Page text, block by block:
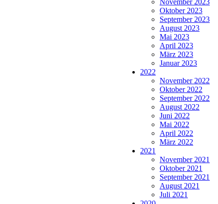
Oktober 2023
September 2023
August 2023
Mai 2023
April 2023
März 2023
Januar 2023
2022
November 2022
Oktober 2022
September 2022
August 2022
Juni 2022
Mai 2022
April 2022
März 2022
2021
November 2021
Oktober 2021
September 2021
August 2021
Juli 2021